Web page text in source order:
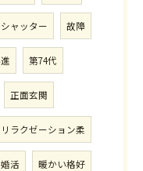
シャッター 故障
第74代
正面玄関
リラクゼーション柔
婚活 暖かい格好